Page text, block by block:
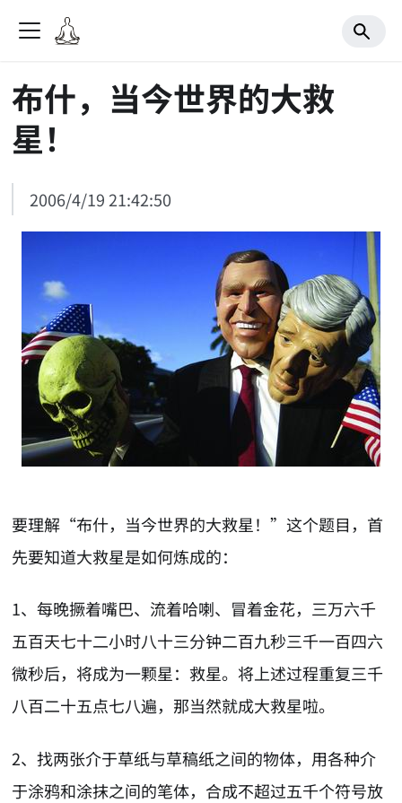
布什，当今世界的大救
星！
2006/4/19 21:42:50
要理解“布什，当今世界的大救星！”这个题目，首
先要知道大救星是如何炼成的：
1、每晚撅着嘴巴、流着哈喇、冒着金花，三万六千
五百天七十二小时八十三分钟二百九秒三千一百四六
微秒后，将成为一颗星：救星。将上述过程重复三千
八百二十五点七八遍，那当然就成大救星啦。
2、找两张介于草纸与草稿纸之间的物体，用各种介
于涂鸦和涂抹之间的笔体，合成不超过五千个符号放